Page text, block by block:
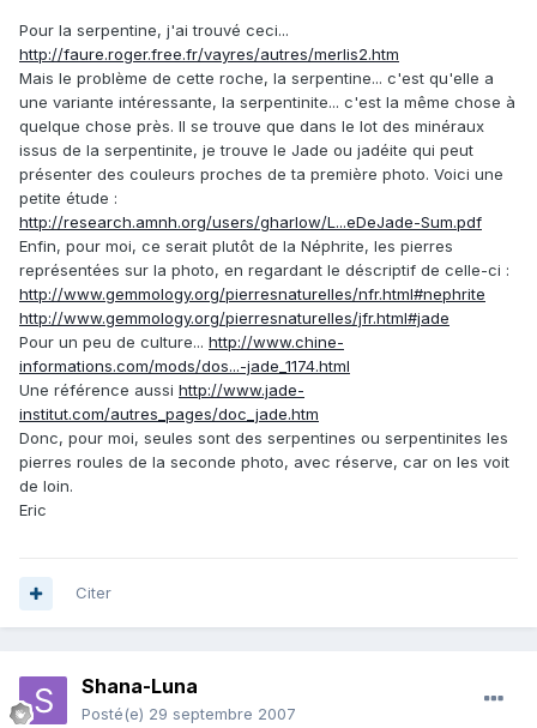
Pour la serpentine, j'ai trouvé ceci...
http://faure.roger.free.fr/vayres/autres/merlis2.htm
Mais le problème de cette roche, la serpentine... c'est qu'elle a
une variante intéressante, la serpentinite... c'est la même chose à
quelque chose près. Il se trouve que dans le lot des minéraux
issus de la serpentinite, je trouve le Jade ou jadéite qui peut
présenter des couleurs proches de ta première photo. Voici une
petite étude :
http://research.amnh.org/users/gharlow/L...eDeJade-Sum.pdf
Enfin, pour moi, ce serait plutôt de la Néphrite, les pierres
représentées sur la photo, en regardant le déscriptif de celle-ci :
http://www.gemmology.org/pierresnaturelles/nfr.html#nephrite
http://www.gemmology.org/pierresnaturelles/jfr.html#jade
Pour un peu de culture... http://www.chine-
informations.com/mods/dos...-jade_1174.html
Une référence aussi http://www.jade-
institut.com/autres_pages/doc_jade.htm
Donc, pour moi, seules sont des serpentines ou serpentinites les
pierres roules de la seconde photo, avec réserve, car on les voit
de loin.
Eric
Citer
Shana-Luna
Posté(e) 29 septembre 2007